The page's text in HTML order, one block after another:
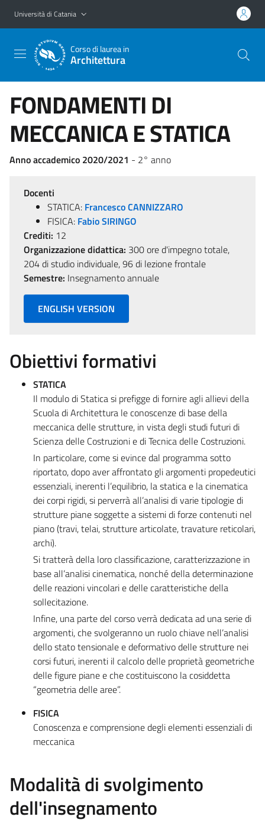
Vai al contenuto principale
Vai al menu di navigazione
Università di Catania
Corso di laurea in
Architettura
FONDAMENTI DI
MECCANICA E STATICA
Anno accademico 2020/2021 - 2° anno
Docenti
STATICA: Francesco CANNIZZARO
FISICA: Fabio SIRINGO
Crediti: 12
Organizzazione didattica: 300 ore d'impegno totale,
204 di studio individuale, 96 di lezione frontale
Semestre: Insegnamento annuale
ENGLISH VERSION
Obiettivi formativi
STATICA
Il modulo di Statica si prefigge di fornire agli allievi della
Scuola di Architettura le conoscenze di base della
meccanica delle strutture, in vista degli studi futuri di
Scienza delle Costruzioni e di Tecnica delle Costruzioni.
In particolare, come si evince dal programma sotto
riportato, dopo aver affrontato gli argomenti propedeutici
essenziali, inerenti l’equilibrio, la statica e la cinematica
dei corpi rigidi, si perverrà all’analisi di varie tipologie di
strutture piane soggette a sistemi di forze contenuti nel
piano (travi, telai, strutture articolate, travature reticolari,
archi).
Si tratterà della loro classificazione, caratterizzazione in
base all’analisi cinematica, nonché della determinazione
delle reazioni vincolari e delle caratteristiche della
sollecitazione.
Infine, una parte del corso verrà dedicata ad una serie di
argomenti, che svolgeranno un ruolo chiave nell’analisi
dello stato tensionale e deformativo delle strutture nei
corsi futuri, inerenti il calcolo delle proprietà geometriche
delle figure piane e che costituiscono la cosiddetta
“geometria delle aree”.
FISICA
Conoscenza e comprensione degli elementi essenziali di
meccanica
Modalità di svolgimento
dell'insegnamento